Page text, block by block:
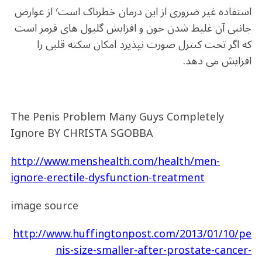
استفاده غیر ضروری از این درمان خطرناک است٬ از عوارض
جانبی آن غلیط شدن خون و افزایش گلبول های قرمز است
که اگر تحت کنترل صورت نپذیرد امکان سکته قلبی را
افزایش می دهد.
The Penis Problem Many Guys Completely
Ignore BY CHRISTA SGOBBA
http://www.menshealth.com/health/men-
ignore-erectile-dysfunction-treatment
image source
http://www.huffingtonpost.com/2013/01/10/pe
nis-size-smaller-after-prostate-cancer-